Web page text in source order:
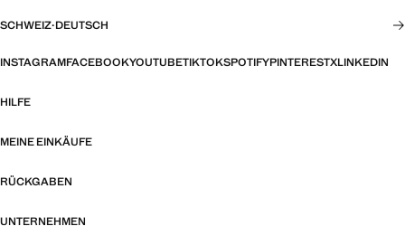
SCHWEIZ·DEUTSCH
INSTAGRAMFACEBOOKYOUTUBETIKTOKSPOTIFYPINTERESTXLINKEDIN
HILFE
MEINE EINKÄUFE
RÜCKGABEN
UNTERNEHMEN